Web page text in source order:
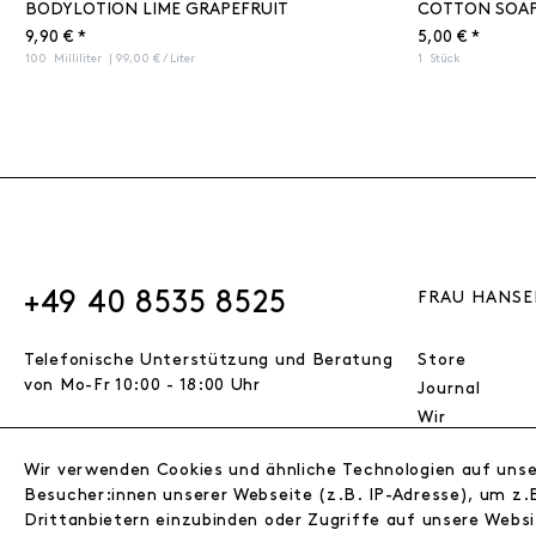
BODYLOTION LIME GRAPEFRUIT
9,90 € *
100 Milliliter | 99,00 € / Liter
COTTON
5,00 € *
1 Stück
+49 40 8535 8525
Telefonische Unterstützung und Beratung
von Mo-Fr 10:00 - 18:00 Uhr
VERTRAG WIDERRUFEN
FRAU
Store
Journal
Wir
Wholesale
Instagram
Wir verwenden Cookies und ähnliche Technologien auf
Besucher:innen unserer Webseite (z.B. IP-Adresse), um
Drittanbietern einzubinden oder Zugriffe auf unsere